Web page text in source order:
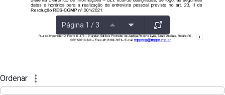
Página 1 / 3
Ordenar